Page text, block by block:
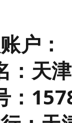
户：
：天
：